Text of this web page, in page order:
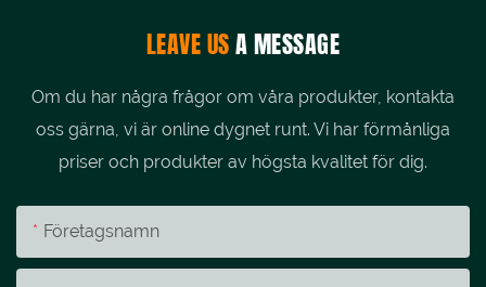
LEAVE USA MESSAGE
Om du har några frågor om våra produkter, kontakta
oss gärna, vi är online dygnet runt. Vi har förmånliga
priser och produkter av högsta kvalitet för dig.
Företagsnamn